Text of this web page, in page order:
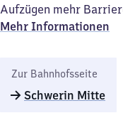
Aufzügen mehr
Mehr Informationen
Zur Bahnhofsseite
Schwerin Mitte